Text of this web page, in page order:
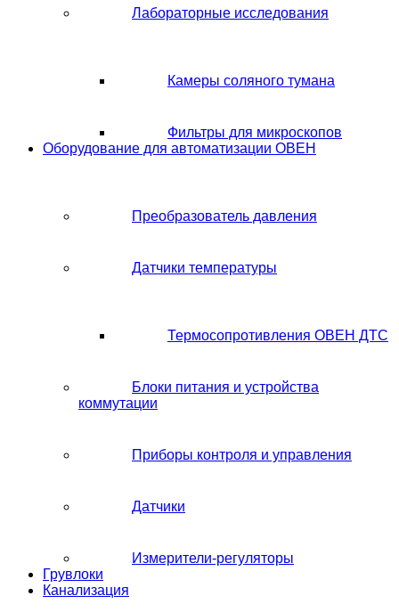
Лабораторные исследования
Камеры соляного тумана
Фильтры для микроскопов
Оборудование для автоматизации ОВЕН
Преобразователь давления
Датчики температуры
Термосопротивления ОВЕН ДТС
Блоки питания и устройства
коммутации
Приборы контроля и управления
Датчики
Измерители-регуляторы
Грувлоки
Канализация